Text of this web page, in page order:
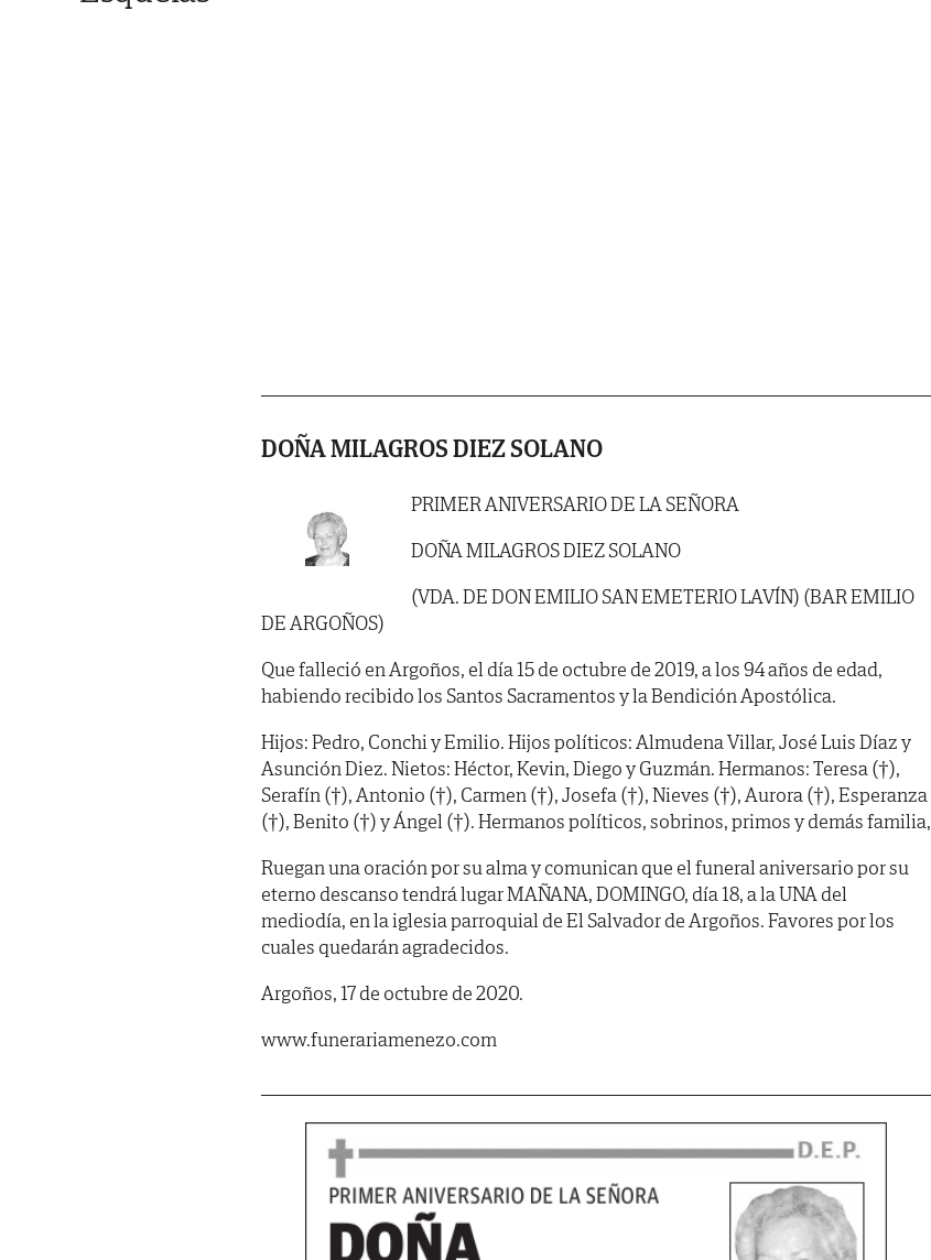
DOÑA MILAGROS DIEZ SOLANO
PRIMER ANIVERSARIO DE LA SEÑORA
DOÑA MILAGROS DIEZ SOLANO
(VDA. DE DON EMILIO SAN EMETERIO LAVÍN) (BAR EMILIO
DE ARGOÑOS)
Que falleció en Argoños, el día 15 de octubre de 2019, a los 94 años de edad,
habiendo recibido los Santos Sacramentos y la Bendición Apostólica.
Hijos: Pedro, Conchi y Emilio. Hijos políticos: Almudena Villar, José Luis Díaz y
Asunción Diez. Nietos: Héctor, Kevin, Diego y Guzmán. Hermanos: Teresa (†),
Serafín (†), Antonio (†), Carmen (†), Josefa (†), Nieves (†), Aurora (†), Esperanza
(†), Benito (†) y Ángel (†). Hermanos políticos, sobrinos, primos y demás familia,
Ruegan una oración por su alma y comunican que el funeral aniversario por su
eterno descanso tendrá lugar MAÑANA, DOMINGO, día 18, a la UNA del
mediodía, en la iglesia parroquial de El Salvador de Argoños. Favores por los
cuales quedarán agradecidos.
Argoños, 17 de octubre de 2020.
www.funerariamenezo.com